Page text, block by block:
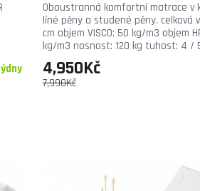
Oboustranná komfortní matrace v
líné pěny a studené pěny. celková
cm objem VISCO: 50 kg/m3 objem
kg/m3 nosnost: 120 kg tuhost: 4 /
7,990Kč
4,950Kč